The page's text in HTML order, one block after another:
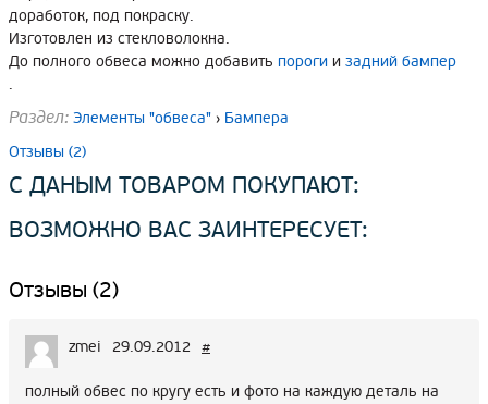
доработок, под покраску.
Изготовлен из стекловолокна.
До полного обвеса можно добавить пороги и задний бампер
.
Раздел: Элементы "обвеса" › Бампера
Отзывы (2)
С ДАНЫМ ТОВАРОМ ПОКУПАЮТ:
ВОЗМОЖНО ВАС ЗАИНТЕРЕСУЕТ:
Отзывы (2)
zmei 29.09.2012 #
полный обвес по кругу есть и фото на каждую деталь на